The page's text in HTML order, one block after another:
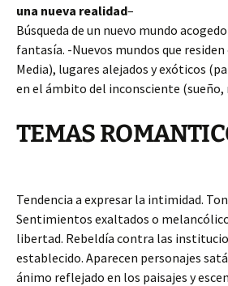
una nueva realidad–
Búsqueda de un nuevo mundo
fantasía. -Nuevos mundos que residen
Media), lugares alejados y exóticos
en el ámbito del inconsciente
TEMAS
Tendencia a expresar la intimidad.
Sentimientos exaltados o
libertad. Rebeldía contra las
establecido. Aparecen personajes
ánimo reflejado en los paisajes y